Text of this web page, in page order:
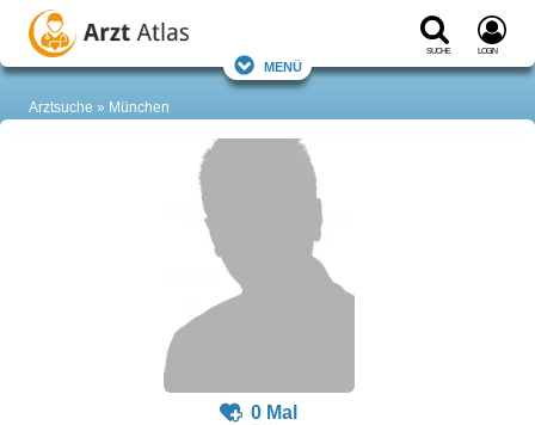
Suche Login
Menü
Arztsuche München
0 Mal